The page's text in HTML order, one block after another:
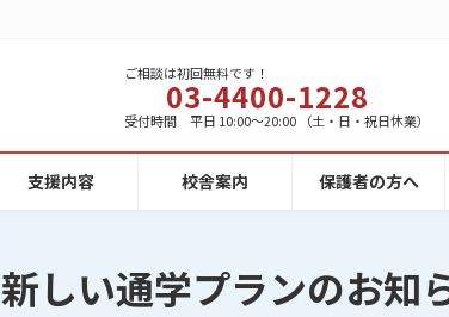
ご相談は初回無料です！
03-4400-1228
受付時間 平日 10:00～20:00 （土・日・祝日休業）
支援内容 校舎案内 保護者の方へ
新しい通学プランのお知